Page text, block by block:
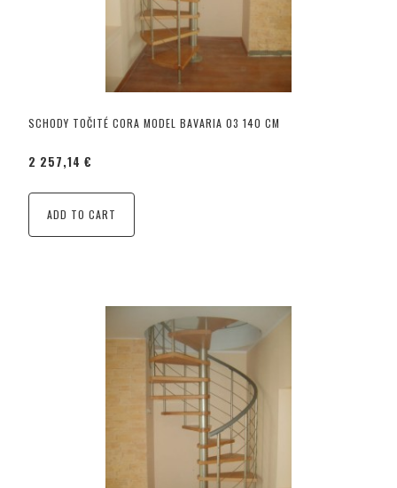
SCHODY TOČITÉ CORA MODEL BAVARIA 03 140 CM
2 257,14 €
ADD TO CART